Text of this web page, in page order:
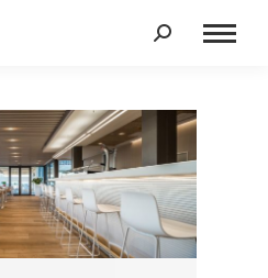
Search: